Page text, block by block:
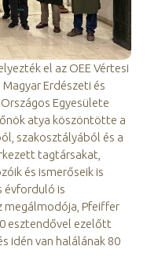
el az OEE Vértesi
Erdészeti és
Egyesülete
atya köszöntötte a
szakosztályából és a
tagtársakat,
és ismerőseik is
évforduló is
Pfeiffer
esztendővel ezelőtt
idén van halálának 80